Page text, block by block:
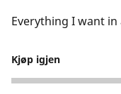
Everything I want
Kjøp igjen
5